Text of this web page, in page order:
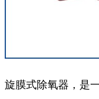
旋膜式除氧器，是